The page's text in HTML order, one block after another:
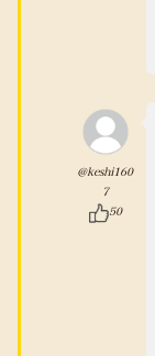
@keshi160
7
50